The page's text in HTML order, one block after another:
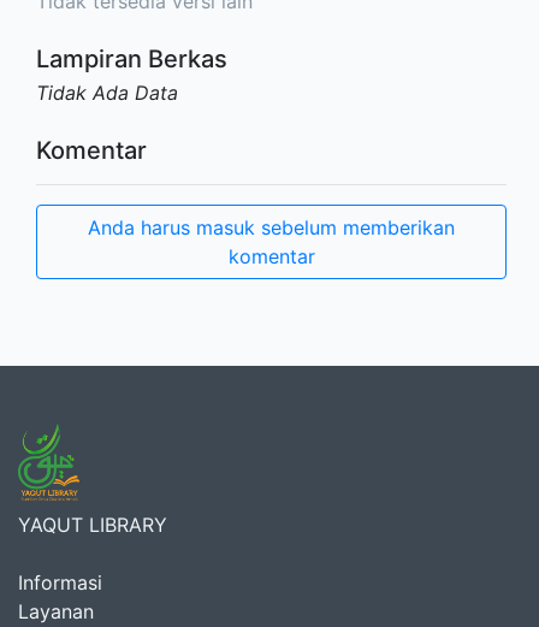
Lampiran Berkas
Tidak Ada Data
Komentar
Anda harus masuk sebelum memberikan
komentar
YAQUT LIBRARY
Informasi
Layanan